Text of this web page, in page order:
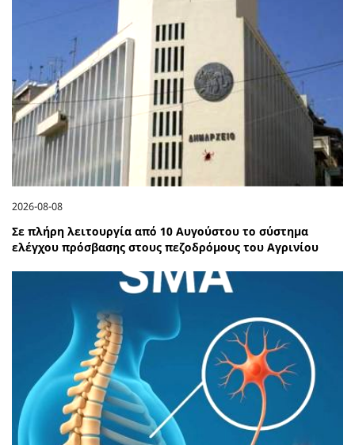
2026-08-08
Σε πλήρη λειτουργία από 10 Αυγούστου το σύστημα
ελέγχου πρόσβασης στους πεζοδρόμους του Αγρινίου